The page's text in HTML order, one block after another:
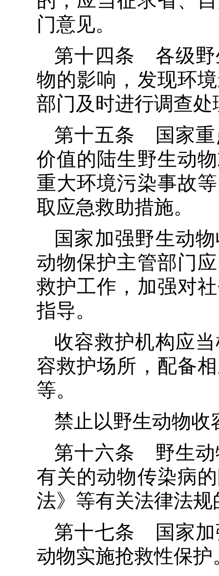
门意见。
第十四条 各级野
物的影响，发现环
部门及时进行调查处
第十五条 国家重
价值的陆生野生动
重大环境污染事故
取应急救助措施。
国家加强野生动
动物保护主管部门
救护工作，加强对
指导。
收容救护机构应
容救护场所，配备
等。
禁止以野生动物收
第十六条 野生动
有关的动物传染病
法》等有关法律法规
第十七条 国家加
动物实施抢救性保护